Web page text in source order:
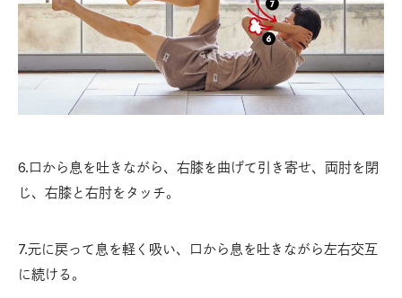
6.口から息を吐きながら、右膝を曲げて引き寄せ、両肘を閉
じ、右膝と右肘をタッチ。
7.元に戻って息を軽く吸い、口から息を吐きながら左右交互
に続ける。